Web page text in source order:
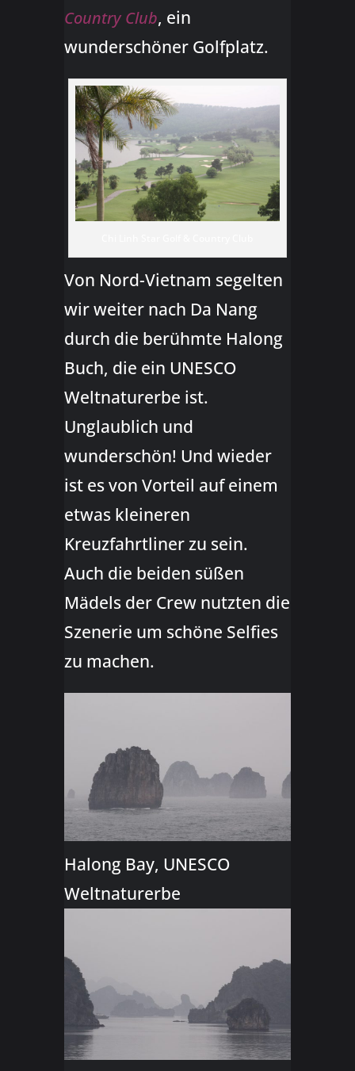
Country Club, ein
wunderschöner Golfplatz.
Von Nord-Vietnam segelten
wir weiter nach Da Nang
durch die berühmte Halong
Buch, die ein UNESCO
Weltnaturerbe ist.
Unglaublich und
wunderschön! Und wieder
ist es von Vorteil auf einem
etwas kleineren
Kreuzfahrtliner zu sein.
Auch die beiden süßen
Mädels der Crew nutzten die
Szenerie um schöne Selfies
zu machen.
Halong Bay, UNESCO
Weltnaturerbe